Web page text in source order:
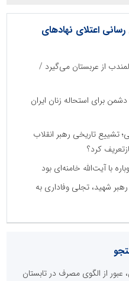
رسانی اعتلای نهادهای
از عربستان می‌گیرد /
برای استحاله زنان ایران
تشییع تاریخی رهبر انقلاب
کرد؟
با آیت‌الله خامنه‌ای بود
شهید، تجلی وفاداری به
از الگوی مصرف در تابستان